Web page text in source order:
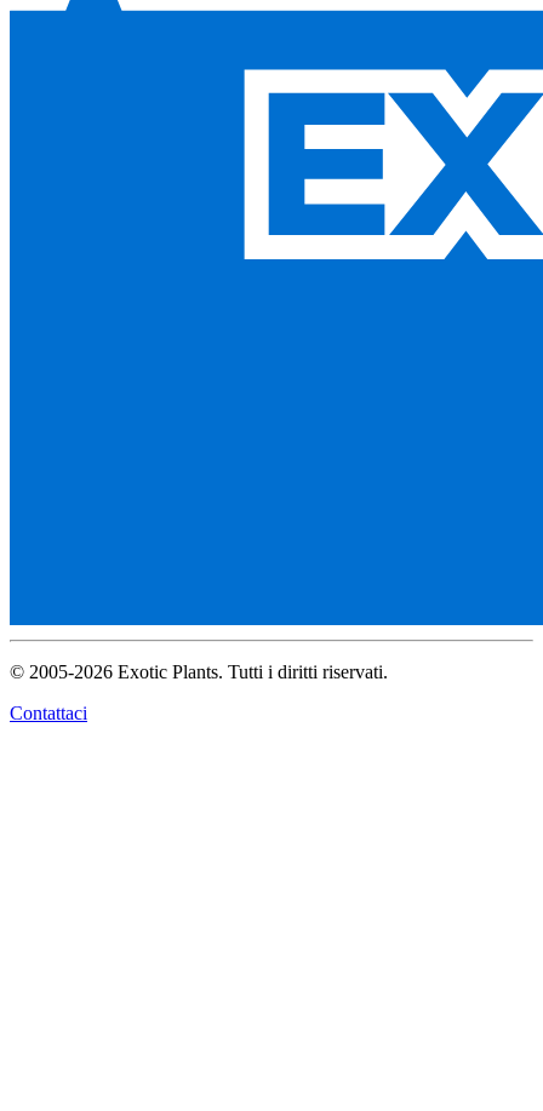
© 2005-2026 Exotic Plants. Tutti i diritti riservati.
Contattaci